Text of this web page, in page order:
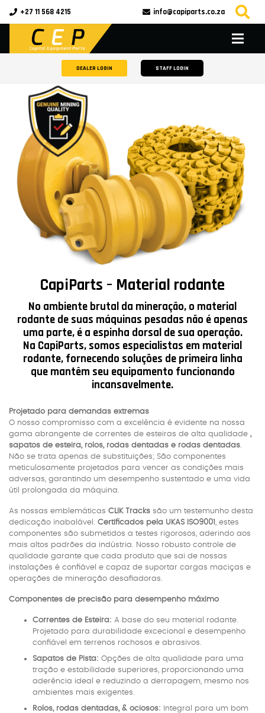
+27 11 568 4215 info@capiparts.co.za
DEALER LOGIN STAFF LOGIN
CapiParts – Material rodante
No ambiente brutal da mineração, o material
rodante de suas máquinas pesadas não é apenas
uma parte, é a espinha dorsal de sua operação.
Na CapiParts, somos especialistas em material
rodante, fornecendo soluções de primeira linha
que mantêm seu equipamento funcionando
incansavelmente.
Projetado para demandas extremas
O nosso compromisso com a excelência é evidente na nossa
gama abrangente de correntes de esteiras de alta qualidade ,
sapatos de esteira, rolos, rodas dentadas e rodas dentadas
Não se trata apenas de substituições; São componentes
meticulosamente projetados para vencer as condições mais
adversas, garantindo um desempenho sustentado e uma vida
útil prolongada da máquina.
As nossas emblemáticas CLIK Tracks são um testemunho desta
dedicação inabalável. Certificados pela UKAS ISO9001 , estes
componentes são submetidos a testes rigorosos, aderindo aos
mais altos padrões da indústria. Nosso robusto controle de
qualidade garante que cada produto que sai de nossas
instalações é confiável e capaz de suportar cargas maciças e
operações de mineração desafiadoras.
Componentes de precisão para desempenho máximo
Correntes de Esteira: A base do seu material rodante.
Projetado para durabilidade excecional e desempenho
confiável em terrenos rochosos e abrasivos.
Sapatos de Pista: Opções de alta qualidade para uma
tração e estabilidade superiores, proporcionando uma
aderência ideal e reduzindo a derrapagem, mesmo nos
ambientes mais exigentes.
Rolos, rodas dentadas, & ociosos: Integral para um bom